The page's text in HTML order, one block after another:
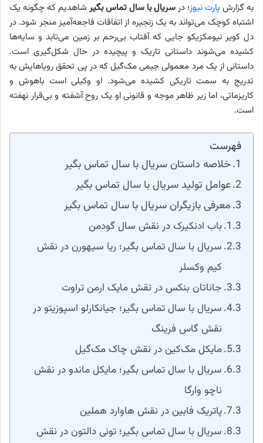
به گزارش پارت نیوز؛ درسریال با سال تماس بگیر شاهدیم که چگونه یک
اشتباه کوچک می‌تواند به یک زنجیره از اتفاقات فاجعه‌آمیز منجر شود. در
دل کویر نیومکزیکو جایی که آفتاب بی‌رحم بر زمین می‌تابد و سایه‌ها
کشیده می‌شوند داستانی تاریک و پیچیده در حال شکل‌گیری است.
داستانی از یک مرد معمولی جیمی مک‌گیل که در پی تحقق رویاهایش به
تدریج به سمت تاریکی کشیده می‌شود. او وکیلی است باهوش و
کاریزماتی، اما زیر ظاهر موجه و قانونی او یک روح آشفته و بی‌قرار نهفته
است.
فهرست
خلاصه داستان سریال با سال تماس بگیر
عوامل تولید سریال با سال تماس بگیر
معرفی بازیگران سریال با سال تماس بگیر
باب ادنکیرک در نقش سال گودمن
سریال با سال تماس بگیر؛ ریا سیهورن در نقش
کیم وکسلر
جاناتان بنکس در نقش مایک ارمن تراوت
سریال با سال تماس بگیر؛ جیانکارلو اسپوزیتو در
نقش گاس فرینگ
مایکل مک‌کین در نقش چاک مک‌گیل
سریال با سال تماس بگیر؛ مایکل ماندو در نقش
ناچو وارگا
پاتریک فابین در نقش هاوارد هملین
سریال با سال تماس بگیر؛ تونی دالتون در نقش